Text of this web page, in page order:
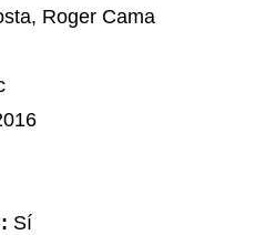
Roger Cama
Sí